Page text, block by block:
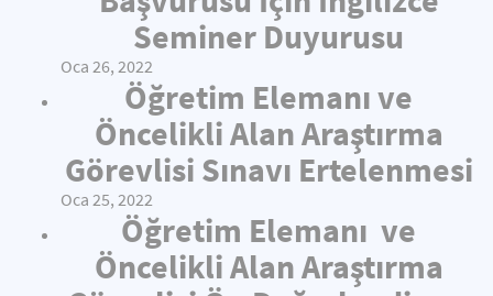
Seminer Duyurusu
Oca 26, 2022
Öğretim Elemanı ve
Öncelikli Alan Araştırma
Görevlisi Sınavı Ertelenmesi
Oca 25, 2022
Öğretim Elemanı ve
Öncelikli Alan Araştırma